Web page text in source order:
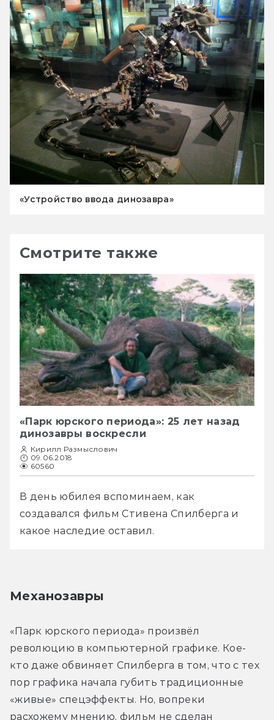
«Устройство ввода динозавра»
Смотрите также
«Парк юрского периода»: 25 лет назад
динозавры воскресли
Кирилл Размыслович
09.06.2018
60560
В день юбилея вспоминаем, как
создавался фильм Стивена Спилберга и
какое наследие оставил.
Механозавры
«Парк юрского периода» произвёл
революцию в компьютерной графике. Кое-
кто даже обвиняет Спилберга в том, что с тех
пор графика начала губить традиционные
«живые» спецэффекты. Но, вопреки
расхожему мнению, фильм не сделан